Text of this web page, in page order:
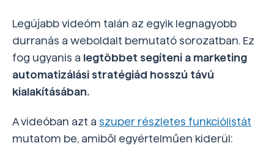
Legújabb videóm talán az egyik legnagyobb
durranás a weboldalt bemutató sorozatban. Ez
fog ugyanis a legtöbbet segíteni a marketing
automatizálási stratégiád hosszú távú
kialakításában.
A videóban azt a szuper részletes funkciólistát
mutatom be, amiből egyértelműen kiderül: